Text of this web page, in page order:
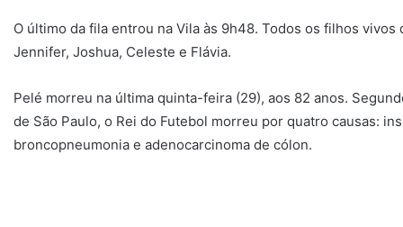
O último da fila entrou na Vila às 9h48. Todos os filhos
Jennifer, Joshua, Celeste e Flávia.
Pelé morreu na última quinta-feira (29), aos 82 anos.
de São Paulo, o Rei do Futebol morreu por quatro causas:
broncopneumonia e adenocarcinoma de cólon.